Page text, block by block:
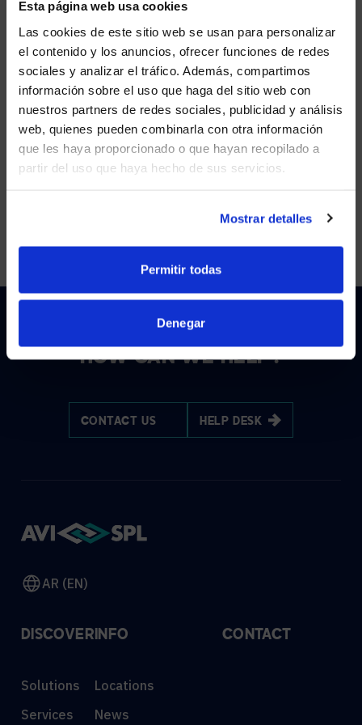
Esta página web usa cookies
Las cookies de este sitio web se usan para personalizar
el contenido y los anuncios, ofrecer funciones de redes
sociales y analizar el tráfico. Además, compartimos
información sobre el uso que haga del sitio web con
nuestros partners de redes sociales, publicidad y análisis
web, quienes pueden combinarla con otra información
que les haya proporcionado o que hayan recopilado a
partir del uso que haya hecho de sus servicios.
Mostrar detalles
Permitir todas
Denegar
AUG 17, 2023 ARTIFICIAL INTELLIGENCE
Three ways AI cameras are reshaping hybrid
meetings
VIEW MORE
2
HOW CAN WE HELP?
CONTACT US HELP DESK
AR (EN)
DISCOVER
Solutions
Services
INFO
Locations
News
CONTACT
WE NOTICED YOU'RE IN USA.
instead?
YES, TAKE ME THERE
NO, STAY ON THIS SITE